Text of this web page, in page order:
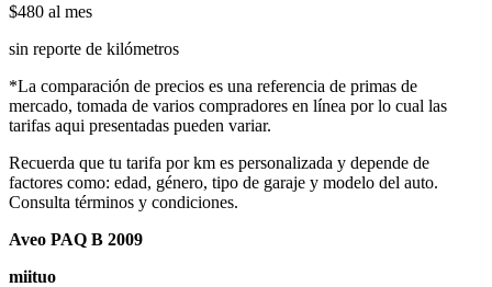
$480 al mes
sin reporte de kilómetros
*La comparación de precios es una referencia de primas de
mercado, tomada de varios compradores en línea por lo cual las
tarifas aqui presentadas pueden variar.
Recuerda que tu tarifa por km es personalizada y depende de
factores como: edad, género, tipo de garaje y modelo del auto.
Consulta términos y condiciones.
Aveo PAQ B 2009
miituo